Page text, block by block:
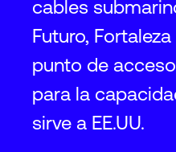
cables
Futuro,
punto de
para la
sirve a EE.UU.